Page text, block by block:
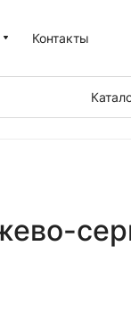
Контакты